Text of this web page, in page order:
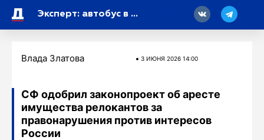
Эксперт: автобус в ДНР могли атаковать дронами «Хорнет»
Влада Златова 3 ИЮНЯ 2026 14:00
СФ одобрил законопроект об аресте
имущества релокантов за
правонарушения против интересов
России